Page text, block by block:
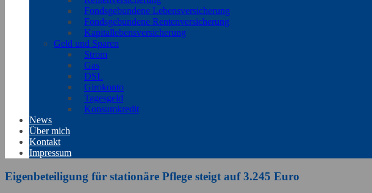
Fondsgebundene Lebensversicherung
Fondsgebundene Rentenversicherung
Kapitallebensversicherung
Geld und Sparen
Strom
Gas
DSL
Girokonto
Tagesgeld
Konsumkredit
News
Über mich
Kontakt
Impressum
Eigenbeteiligung für stationäre Pflege steigt auf 3.245 Euro